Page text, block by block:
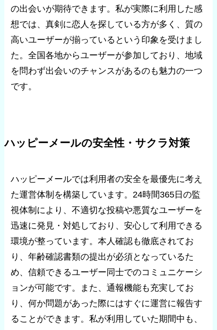
の出会いが期待できます。私が実際に利用した感
想では、真剣に恋人を探している方が多く、質の
高いユーザーが揃っているという印象を受けまし
た。全国各地からユーザーが参加しており、地域
を問わず出会いのチャンスがあるのも魅力の一つ
です。
ハッピーメールの安全性・サクラ対策
ハッピーメールでは利用者の安全を最優先に考え
た運営体制を構築しています。24時間365日の監
視体制により、不適切な投稿や悪質なユーザーを
迅速に発見・対処しており、安心して利用できる
環境が整っています。本人確認も徹底されてお
り、年齢確認書類の提出が必須となっているた
め、信頼できるユーザー同士でのコミュニケーシ
ョンが可能です。また、通報機能も充実してお
り、何か問題があった際にはすぐに運営に報告す
ることができます。私が利用していた期間中も、